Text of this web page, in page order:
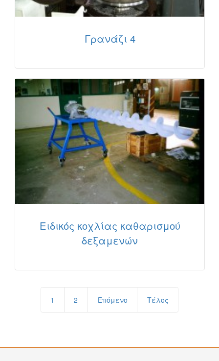
Γρανάζι 4
Ειδικός κοχλίας καθαρισμού
δεξαμενών
1 2 Επόμενο Τέλος